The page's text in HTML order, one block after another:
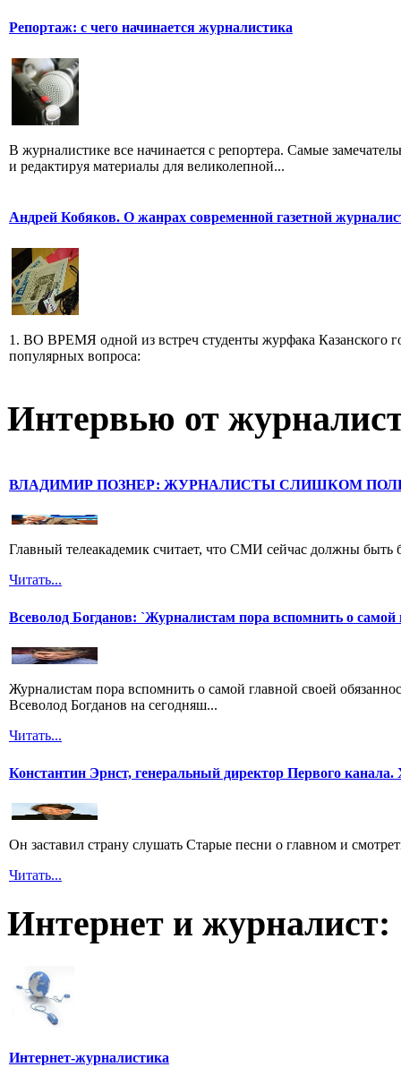
Репортаж: с чего начинается журналистика
В журналистике все начинается с репортера. Самые
и редактируя материалы для великолепной...
Андрей Кобяков. О жанрах современной газетной
1. ВО ВРЕМЯ одной из встреч студенты журфака Казанского
популярных вопроса:
Интервью от
ВЛАДИМИР ПОЗНЕР: ЖУРНАЛИСТЫ СЛИШКОМ
Главный телеакадемик считает, что СМИ сейчас должны быть
Читать...
Всеволод Богданов: `Журналистам пора вспомнить о самой
Журналистам пора вспомнить о самой главной своей
Всеволод Богданов на сегодняш...
Читать...
Константин Эрнст, генеральный директор Первого канала.
Он заставил страну слушать Старые песни о главном и
Читать...
Интернет и журналист:
Интернет-журналистика